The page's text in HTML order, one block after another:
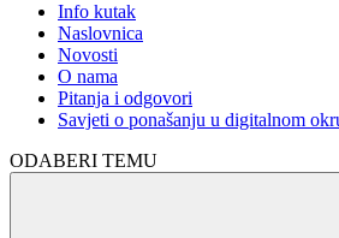
Info kutak
Naslovnica
Novosti
O nama
Pitanja i odgovori
Savjeti o ponašanju u digitalnom
ODABERI TEMU